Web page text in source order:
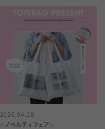
2026.04.28
✨ノベルティフェア✨